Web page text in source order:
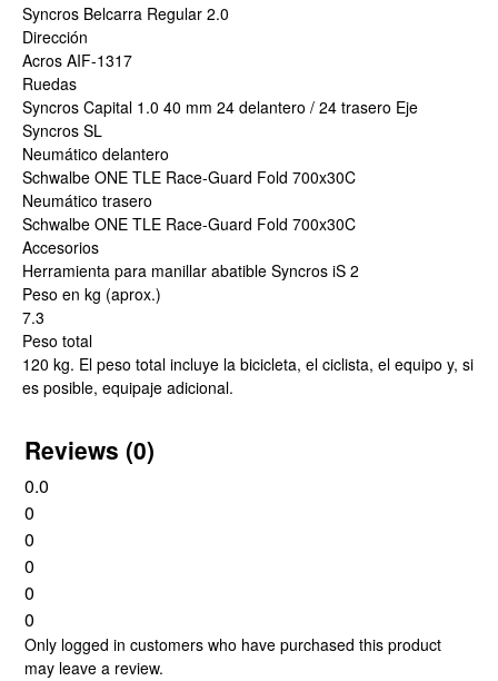
Syncros Belcarra Regular 2.0
Dirección
Acros AIF-1317
Ruedas
Syncros Capital 1.0 40 mm 24 delantero / 24 trasero Eje
Syncros SL
Neumático delantero
Schwalbe ONE TLE Race-Guard Fold 700x30C
Neumático trasero
Schwalbe ONE TLE Race-Guard Fold 700x30C
Accesorios
Herramienta para manillar abatible Syncros iS 2
Peso en kg (aprox.)
7.3
Peso total
120 kg. El peso total incluye la bicicleta, el ciclista, el equipo y, si
es posible, equipaje adicional.
Reviews (0)
0.0
0
0
0
0
0
Only logged in customers who have purchased this product
may leave a review.